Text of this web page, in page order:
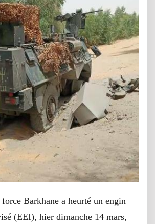
Barkhane a heurté un engin
(EEI), hier dimanche 14 mars,